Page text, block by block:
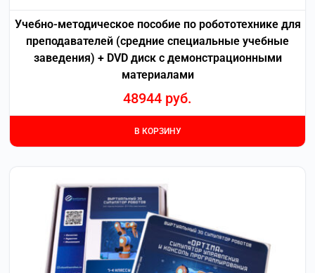
Учебно-методическое пособие по робототехнике для
преподавателей (средние специальные учебные
заведения) + DVD диск с демонстрационными
материалами
48944 руб.
В КОРЗИНУ